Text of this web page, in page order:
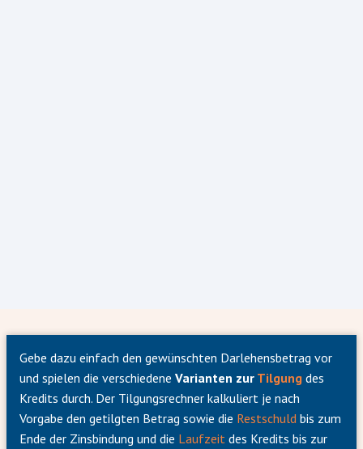
Gebe dazu einfach den gewünschten Darlehensbetrag vor
und spielen die verschiedene Varianten zur Tilgung des
Kredits durch. Der Tilgungsrechner kalkuliert je nach
Vorgabe den getilgten Betrag sowie die Restschuld bis zum
Ende der Zinsbindung und die Laufzeit des Kredits bis zur